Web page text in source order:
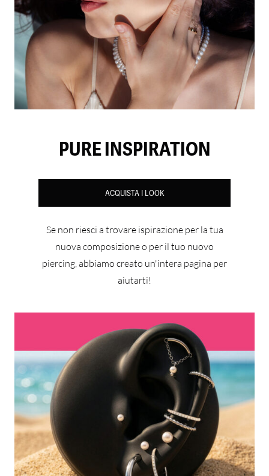
PURE INSPIRATION
Se non riesci a trovare ispirazione per la tua
nuova composizione o per il tuo nuovo
piercing, abbiamo creato un'intera pagina per
aiutarti!
ACQUISTA I LOOK